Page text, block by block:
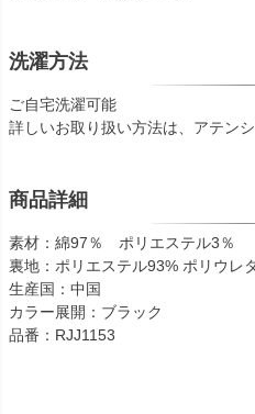
洗濯方法
ご自宅洗濯可能
詳しいお取り扱い方法は、アテン
商品詳細
素材：綿97％ ポリエステル3％
裏地：ポリエステル93% ポリウレ
生産国：中国
カラー展開：ブラック
品番：RJJ1153